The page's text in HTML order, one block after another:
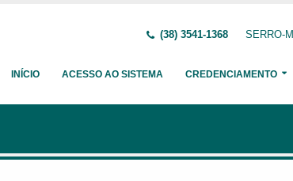
(38) 3541-1368 SERRO-
INÍCIO ACESSO AO SISTEMA CREDENCIAMENTO